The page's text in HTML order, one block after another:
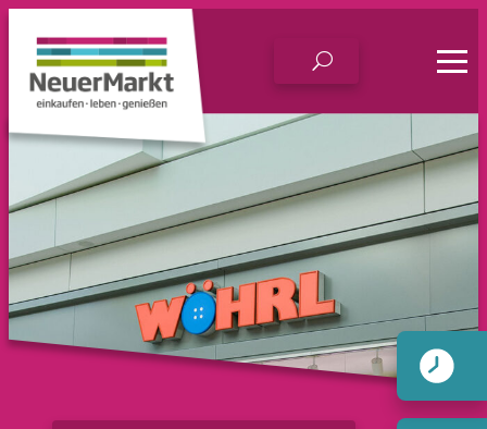
Zum
Inhalt
springen